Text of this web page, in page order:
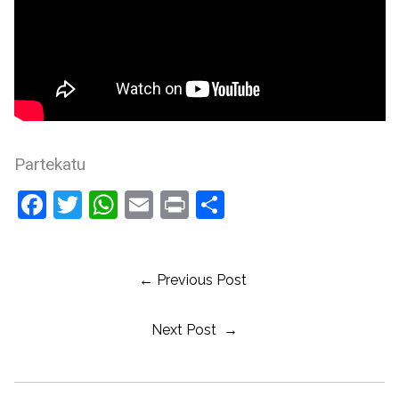
Partekatu
Facebook
Twitter
WhatsApp
Email
PrintShare
← Previous Post
Next Post →